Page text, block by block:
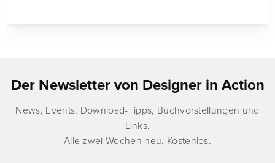
Der Newsletter von Designer in Action
News, Events, Download-Tipps, Buchvorstellungen und
Links.
Alle zwei Wochen neu. Kostenlos.